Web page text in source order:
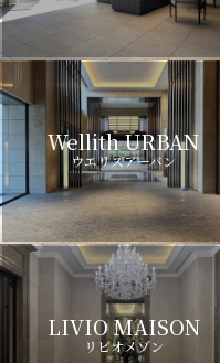
Wellith URBAN
ウエリスアーバン
LIVIO MAISON
リビオメゾン